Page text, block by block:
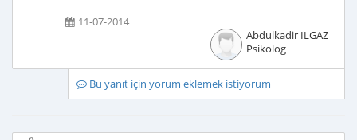
11-07-2014
Abdulkadir ILGAZ
Psikolog
Bu yanıt için yorum eklemek istiyorum